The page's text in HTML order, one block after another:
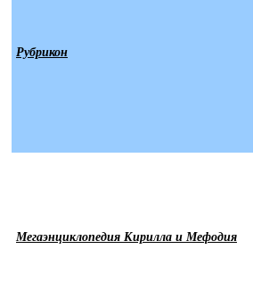
Рубрикон
Мегаэнциклопедия Кирилла и Мефодия